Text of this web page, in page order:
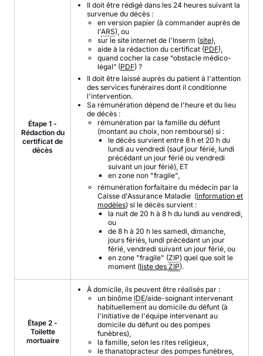
Étape 1 -
Rédaction du
certificat de
décès
Il doit être rédigé dans les 24 heures suivant la
survenue du décès :
en version papier (à commander auprès de
l'ARS), ou
sur le site internet de l'Inserm (site),
aide à la rédaction du certificat (PDF),
quand cocher la case “obstacle médico-
légal” (PDF) ?
Il doit être laissé auprès du patient à l'attention
des services funéraires dont il conditionne
l'intervention.
Sa rémunération dépend de l'heure et du lieu
de décès :
rémunération par la famille du défunt
(montant au choix, non remboursé) si :
le décès survient entre 8 h et 20 h du
lundi au vendredi (sauf jour férié, lundi
précédant un jour férié ou vendredi
suivant un jour férié), ET
en zone non "fragile",
rémunération forfaitaire du médecin par la
Caisse d'Assurance Maladie (information et
modèles) si le décès survient :
la nuit de 20 h à 8 h du lundi au vendredi,
ou
de 8 h à 20 h les samedi, dimanche,
jours fériés, lundi précédant un jour
férié, vendredi suivant un jour férié, ou
en zone "fragile" (ZIP) quel que soit le
moment (liste des ZIP).
Étape 2 -
Toilette
mortuaire
À domicile, ils peuvent être réalisés par :
un binôme IDE/aide-soignant intervenant
habituellement au domicile du défunt (à
l'initiative de l'équipe intervenant au
domicile du défunt ou des pompes
funèbres),
la famille, selon les rites religieux,
le thanatopracteur des pompes funèbres,